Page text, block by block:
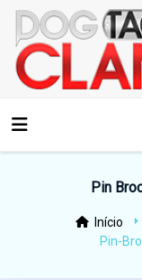
Pin
Início
Pin-